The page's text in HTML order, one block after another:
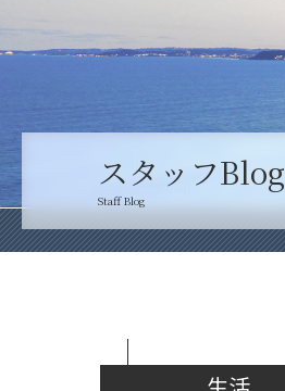
スタッフBlog
Staff Blog